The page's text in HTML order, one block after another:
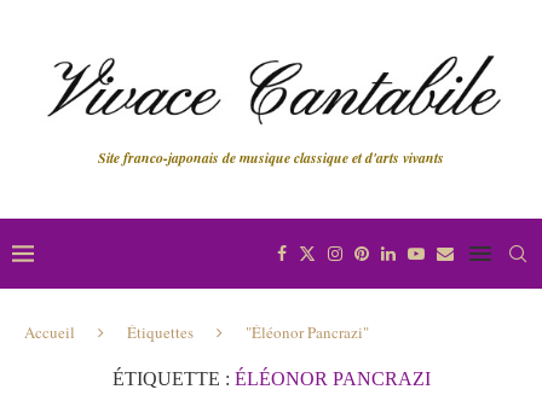
Site franco-japonais de musique classique et d'arts vivants
Accueil Étiquettes "Éléonor Pancrazi"
ÉTIQUETTE : ÉLÉONOR PANCRAZI